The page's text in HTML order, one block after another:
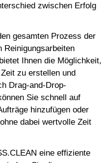
zwischen Erfolg
gesamten Prozess der
Reinigungsarbeiten
Ihnen die Möglichkeit,
zu erstellen und
Drag-and-Drop-
Sie schnell auf
hinzufügen oder
dabei wertvolle Zeit
eine effiziente